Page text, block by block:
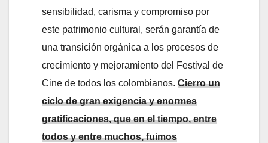
sensibilidad, carisma y compromiso por
este patrimonio cultural, serán garantía de
una transición orgánica a los procesos de
crecimiento y mejoramiento del Festival de
Cine de todos los colombianos. Cierro un
ciclo de gran exigencia y enormes
gratificaciones, que en el tiempo, entre
todos y entre muchos, fuimos